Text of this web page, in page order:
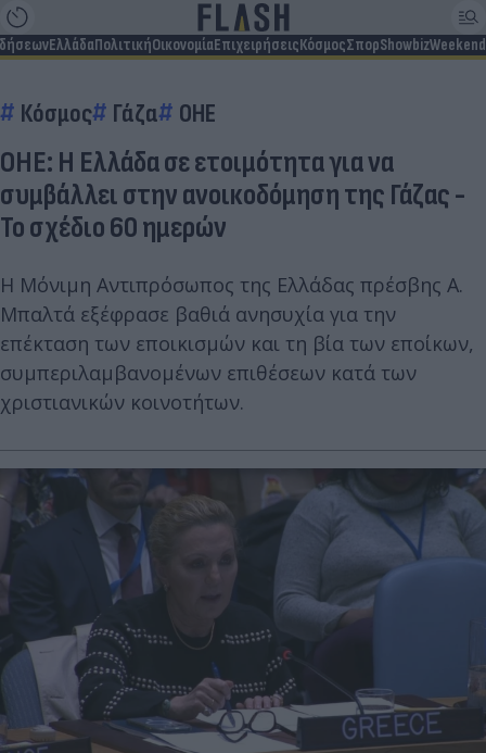
ΕλλάδαΠολιτικήΟικονομίαΕπιχειρήσειςΚόσμοςΣπορShowbizWeekend
Κόσμος Γάζα ΟΗΕ
ΟΗΕ: Η Ελλάδα σε ετοιμότητα για να
συμβάλλει στην ανοικοδόμηση της Γάζας -
Το σχέδιο 60 ημερών
Η Μόνιμη Αντιπρόσωπος της Ελλάδας πρέσβης Α.
Μπαλτά εξέφρασε βαθιά ανησυχία για την
επέκταση των εποικισμών και τη βία των εποίκων,
συμπεριλαμβανομένων επιθέσεων κατά των
χριστιανικών κοινοτήτων.